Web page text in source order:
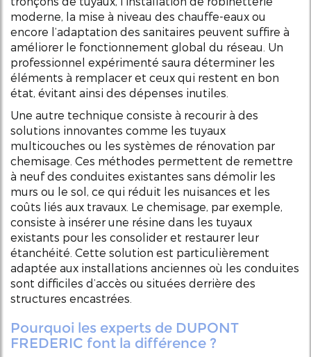
moderne, la mise à niveau des chauffe-eaux ou
encore l’adaptation des sanitaires peuvent suffire à
améliorer le fonctionnement global du réseau. Un
professionnel expérimenté saura déterminer les
éléments à remplacer et ceux qui restent en bon
état, évitant ainsi des dépenses inutiles.
Une autre technique consiste à recourir à des
solutions innovantes comme les tuyaux
multicouches ou les systèmes de rénovation par
chemisage. Ces méthodes permettent de remettre
à neuf des conduites existantes sans démolir les
murs ou le sol, ce qui réduit les nuisances et les
coûts liés aux travaux. Le chemisage, par exemple,
consiste à insérer une résine dans les tuyaux
existants pour les consolider et restaurer leur
étanchéité. Cette solution est particulièrement
adaptée aux installations anciennes où les conduites
sont difficiles d’accès ou situées derrière des
structures encastrées.
Pourquoi les experts de DUPONT
FREDERIC font la différence ?